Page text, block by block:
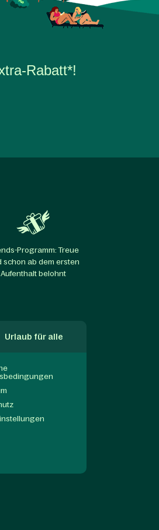
Rabatt*!
Programm: Treue
schon ab dem ersten
Aufenthalt belohnt
Urlaub für alle